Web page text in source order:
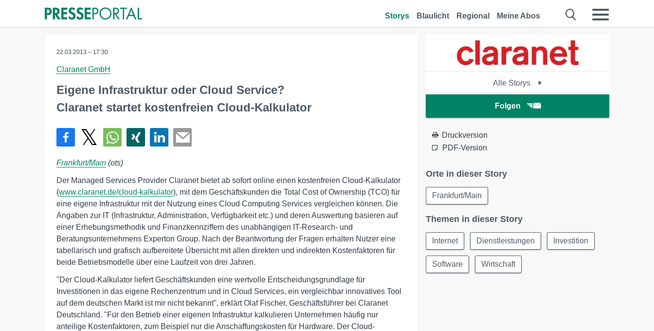
Storys Blaulicht Regional Meine Abos
22.03.2013 – 17:30
Claranet GmbH
Eigene Infrastruktur oder Cloud Service?
Claranet startet kostenfreien Cloud-Kalkulator
Frankfurt/Main (ots)
Der Managed Services Provider Claranet bietet ab sofort online einen kostenfreien Cloud-Kalkulator
(www.claranet.de/cloud-kalkulator), mit dem Geschäftskunden die Total Cost of Ownership (TCO) für
eine eigene Infrastruktur mit der Nutzung eines Cloud Computing Services vergleichen können. Die
Angaben zur IT (Infrastruktur, Administration, Verfügbarkeit etc.) und deren Auswertung basieren auf
einer Erhebungsmethodik und Finanzkennziffern des unabhängigen IT-Research- und
Beratungsunternehmens Experton Group. Nach der Beantwortung der Fragen erhalten Nutzer eine
tabellarisch und grafisch aufbereitete Übersicht mit allen direkten und indirekten Kostenfaktoren für
beide Betriebsmodelle über eine Laufzeit von drei Jahren.
"Der Cloud-Kalkulator liefert Geschäftskunden eine wertvolle Entscheidungsgrundlage für
Investitionen in das eigene Rechenzentrum und in Cloud Services, ein vergleichbar innovatives Tool
auf dem deutschen Markt ist mir nicht bekannt", erklärt Olaf Fischer, Geschäftsführer bei Claranet
Deutschland. "Für den Betrieb einer eigenen Infrastruktur kalkulieren Unternehmen häufig nur
anteilige Kostenfaktoren, zum Beispiel nur die Anschaffungskosten für Hardware. Der Cloud-
Alle Storys
Folgen
Druckversion
PDF-Version
Orte in dieser Story
Frankfurt/Main
Themen in dieser Story
Internet Dienstleistungen Investition
Software Wirtschaft